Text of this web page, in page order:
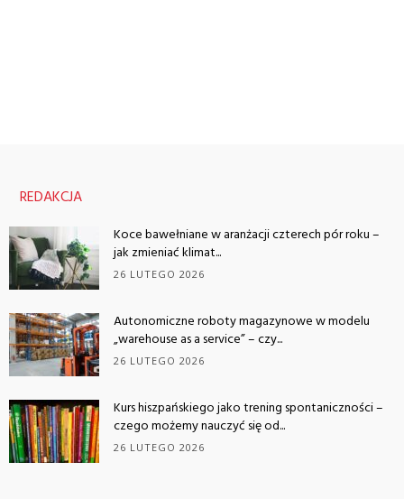
REDAKCJA
Koce bawełniane w aranżacji czterech pór roku –
jak zmieniać klimat...
26 LUTEGO 2026
Autonomiczne roboty magazynowe w modelu
„warehouse as a service” – czy...
26 LUTEGO 2026
Kurs hiszpańskiego jako trening spontaniczności –
czego możemy nauczyć się od...
26 LUTEGO 2026